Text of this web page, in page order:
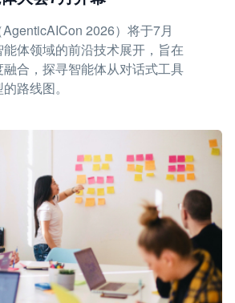
2026）将于7月
体领域的前沿技术展开，旨在
合，探寻智能体从对话式工具
路线图。